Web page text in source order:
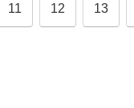
11 12 13